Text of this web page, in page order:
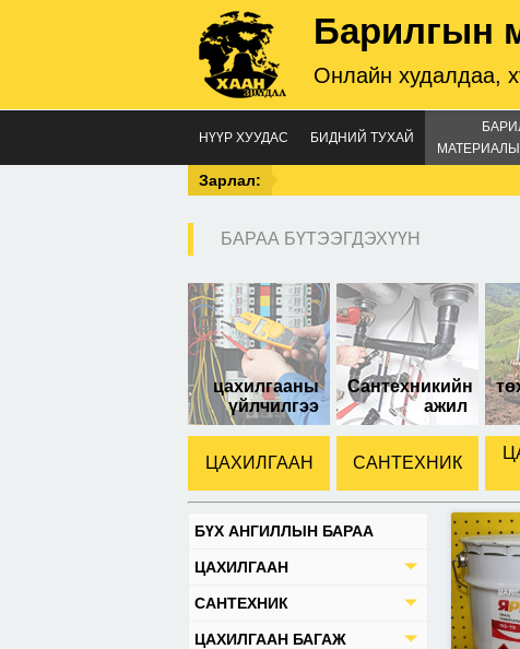
Барилгын
Онлайн худалдаа,
НҮҮР ХУУДАС БИДНИЙ ТУХАЙ
Зарлал:
БАРАА БҮТЭЭГДЭХҮҮН
цахилгааны
үйлчилгээ
Сантехникийн
ажил
ЦАХИЛГААН САНТЕХНИК
БҮХ АНГИЛЛЫН БАРАА
ЦАХИЛГААН
САНТЕХНИК
ЦАХИЛГААН БАГАЖ
10